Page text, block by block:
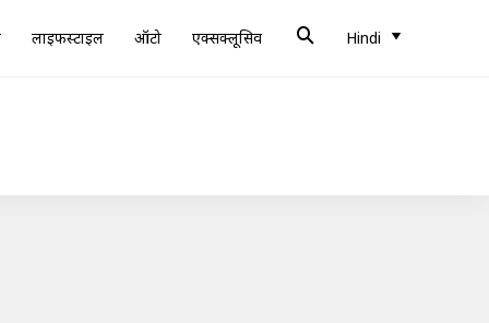
लाइफस्टाइल ऑटो एक्सक्लूसिव Hindi